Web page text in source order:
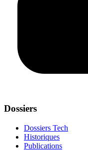
Dossiers
Dossiers Tech
Historiques
Publications